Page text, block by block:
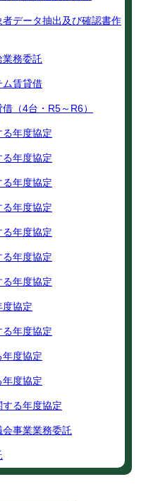
データ抽出及び確認書作
業務委託
ム賃貸借
（4台・R5～R6）
年度協定
年度協定
年度協定
年度協定
年度協定
年度協定
年度協定
協定
年度協定
度協定
度協定
る年度協定
事業業務委託